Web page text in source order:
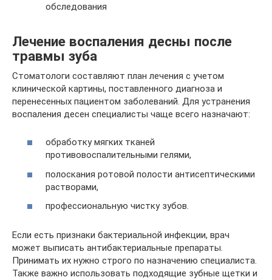
обследования
Лечение воспаления десны после
травмы зуба
Стоматологи составляют план лечения с учетом
клинической картины, поставленного диагноза и
перенесенных пациентом заболеваний. Для устранения
воспаления десен специалисты чаще всего назначают:
обработку мягких тканей
противовоспалительными гелями,
полоскания ротовой полости антисептическими
растворами,
профессиональную чистку зубов.
Если есть признаки бактериальной инфекции, врач
может выписать антибактериальные препараты.
Принимать их нужно строго по назначению специалиста.
Также важно использовать подходящие зубные щетки и